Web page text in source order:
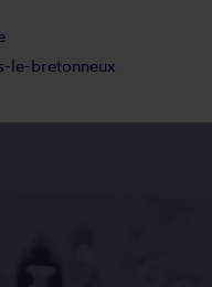
le-bretonneux